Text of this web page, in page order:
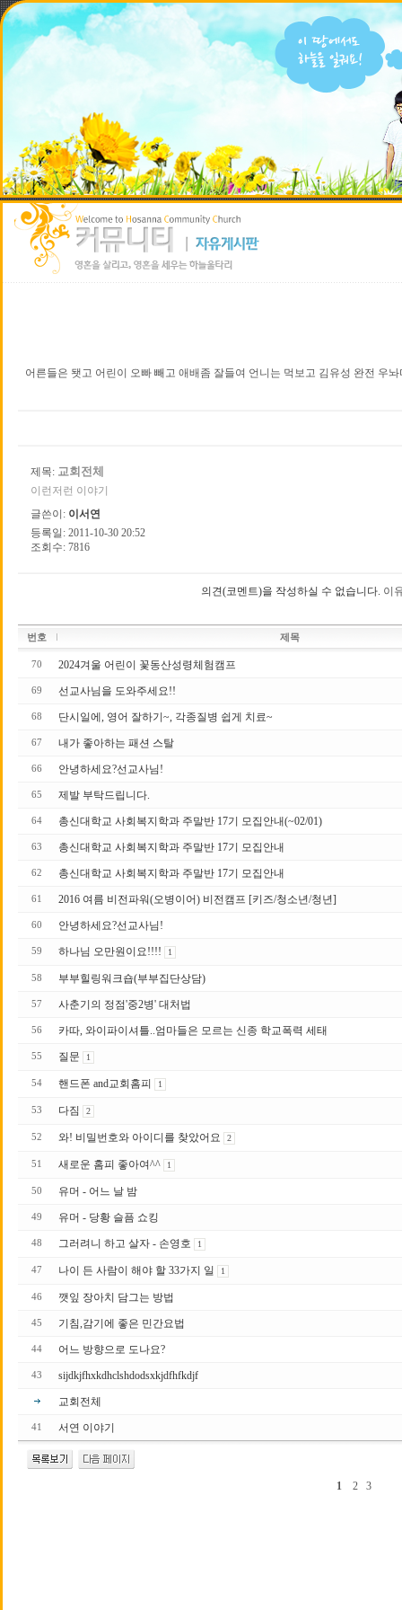
어른들은 됏고 어린이 오빠 빼고 애배좀 잘들여 언니는 먹보고 김유성 완전 우놔
제목: 교회전체
이런저런 이야기
글쓴이: 이서연
등록일: 2011-10-30 20:52
조회수: 7816
의견(코멘트)을 작성하실 수 없습니다. 이
번호 제목
70 2024겨울 어린이 꽃동산성령체험캠프
69 선교사님을 도와주세요!!
68 단시일에, 영어 잘하기~, 각종질병 쉽게 치료~
67 내가 좋아하는 패션 스탈
66 안녕하세요?선교사님!
65 제발 부탁드립니다.
64 총신대학교 사회복지학과 주말반 17기 모집안내(~02/01)
63 총신대학교 사회복지학과 주말반 17기 모집안내
62 총신대학교 사회복지학과 주말반 17 기 모집안내
61 2016 여름 비전파워(오병이어) 비전캠프 [키즈/청소년/청년]
60 안녕하세요?선교사님!
59 하나님 오만원이요!!!! 1
58 부부힐링워크숍(부부집단상담)
57 사춘기의 정점'중2병' 대처법
56 카따, 와이파이셔틀..엄마들은 모르는 신종 학교폭력 세태
55 질문 1
54 핸드폰 and교회홈피 1
53 다짐 2
52 와! 비밀번호와 아이디를 찾았어요 2
51 새로운 홈피 좋아여^^ 1
50 유머 - 어느 날 밤
49 유머 - 당황 슬픔 쇼킹
48 그러려니 하고 살자 - 손영호 1
47 나이 든 사람이 해야 할 33가지 일 1
46 깻잎 장아치 담그는 방법
45 기침,감기에 좋은 민간요법
44 어느 방향으로 도나요?
43 sijdkjfhxkdhclshdodsxkjdfhfkdjf
교회전체
41 서연 이야기
1 2 3